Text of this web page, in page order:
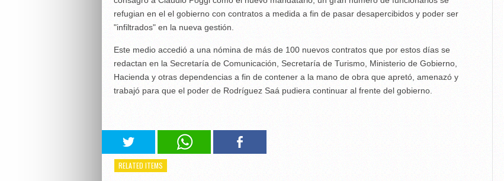
refugian en el el gobierno con contratos a medida a fin de pasar desapercibidos y poder ser
"infiltrados" en la nueva gestión.
Este medio accedió a una nómina de más de 100 nuevos contratos que por estos días se
redactan en la Secretaría de Comunicación, Secretaría de Turismo, Ministerio de Gobierno,
Hacienda y otras dependencias a fin de contener a la mano de obra que apretó, amenazó y
trabajó para que el poder de Rodríguez Saá pudiera continuar al frente del gobierno.
RELATED ITEMS